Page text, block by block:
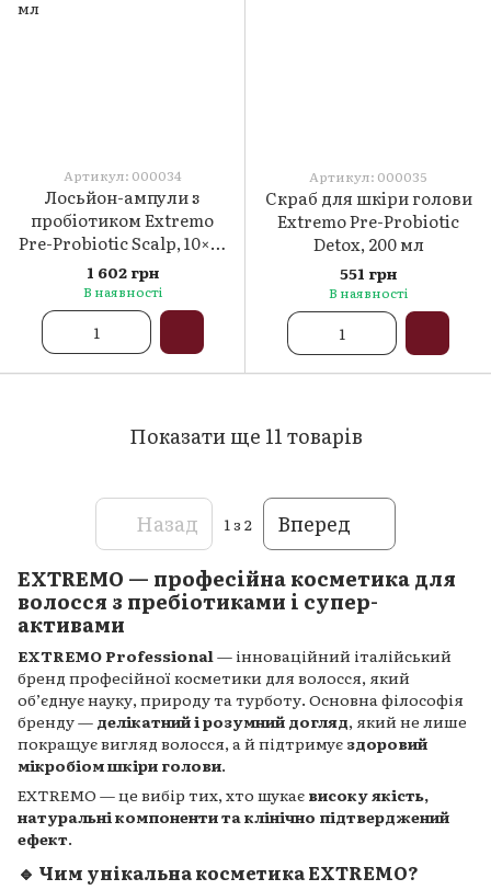
Артикул: 000034
Лосьйон-ампули з
пробіотиком Extremo
Pre-Probiotic Scalp, 10×10
мл
1 602 грн
В наявності
Артикул: 000035
Скраб для шкіри голови
Extremo Pre-Probiotic
Detox, 200 мл
551 грн
В наявності
Показати ще 11 товарів
Назад 1 з 2
Вперед
EXTREMO — професійна косметика для
волосся з пребіотиками і супер-
активами
EXTREMO Professional — інноваційний італійський
бренд професійної косметики для волосся, який
об’єднує науку, природу та турботу. Основна філософія
бренду — делікатний і розумний догляд, який не лише
покращує вигляд волосся, а й підтримує здоровий
мікробіом шкіри голови.
EXTREMO — це вибір тих, хто шукає високу якість,
натуральні компоненти та клінічно підтверджений
ефект.
🔹 Чим унікальна косметика EXTREMO?